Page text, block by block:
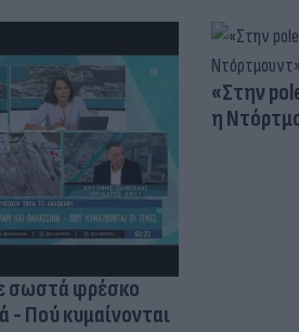
σωστά φρέσκο
- Πού κυμαίνονται
«Στην
η